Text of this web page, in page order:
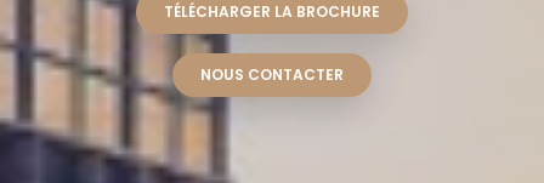
TÉLÉCHARGER LA BROCHURE
NOUS CONTACTER